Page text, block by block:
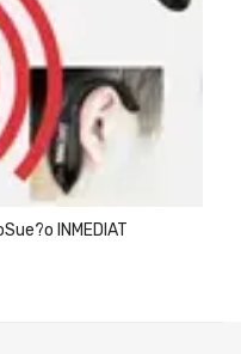
INMEDIAT